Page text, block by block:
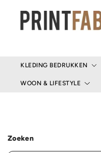
KLEDING BEDRUKKEN
WOON & LIFESTYLE
Zoeken